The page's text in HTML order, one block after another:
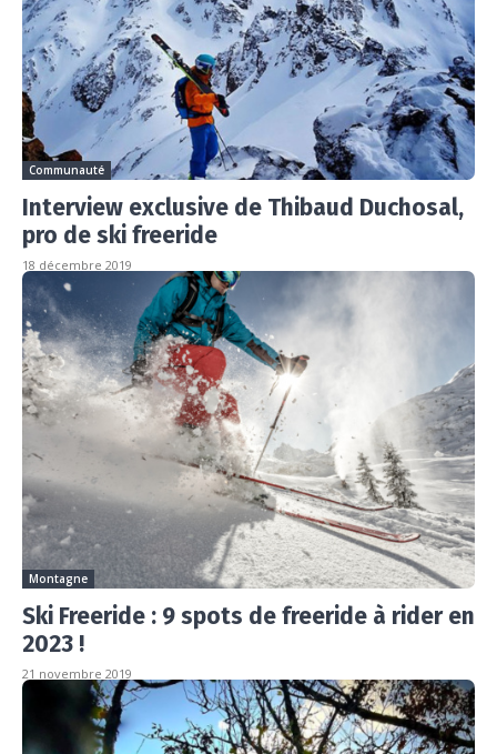
Communauté
Interview exclusive de Thibaud Duchosal,
pro de ski freeride
18 décembre 2019
Montagne
Ski Freeride : 9 spots de freeride à rider en
2023 !
21 novembre 2019